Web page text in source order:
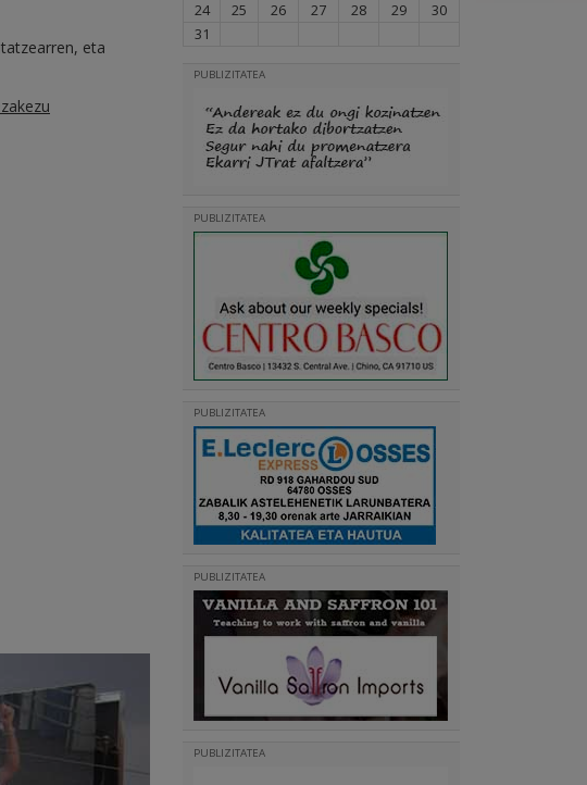
eta
24
25 26 27 28 29
30
31
PUBLIZITATEA
PUBLIZITATEA
PUBLIZITATEA
PUBLIZITATEA
PUBLIZITATEA